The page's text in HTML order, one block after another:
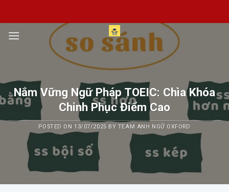
content
Nắm Vững Ngữ Pháp TOEIC: Chìa Khóa
Chinh Phục Điểm Cao
POSTED ON 13/07/2025 BY TEAM ANH NGỮ OXFORD